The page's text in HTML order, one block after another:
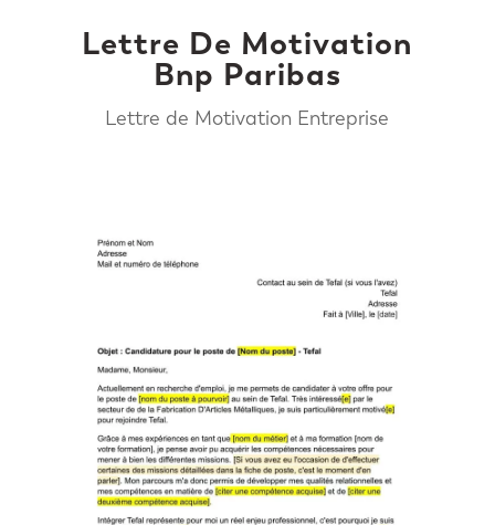
Lettre De Motivation
Bnp Paribas
Lettre de Motivation Entreprise